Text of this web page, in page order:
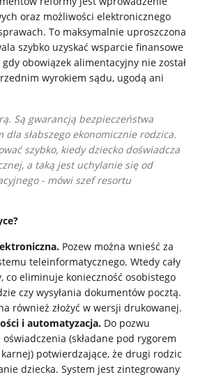
oraz możliwości elektronicznego
To maksymalnie uproszczona
szybko uzyskać wsparcie finansowe
obowiązek alimentacyjny nie został
wyrokiem sądu, ugodą ani
Są gwarancją bezpieczeństwa
dla słabszego ekonomicznie rodzica.
szybko, kiedy dziecko doświadcza
a taką jest uchylanie się od
- mówi szef resortu
Pozew można wnieść za
teleinformatycznego. Wtedy cały
co eliminuje konieczność osobistego
czy wysyłania dokumentów pocztą.
również złożyć w wersji drukowanej.
i automatyzacja. Do pozwu
oświadczenia (składane pod rygorem
potwierdzające, że drugi rodzic
dziecka. System jest zintegrowany